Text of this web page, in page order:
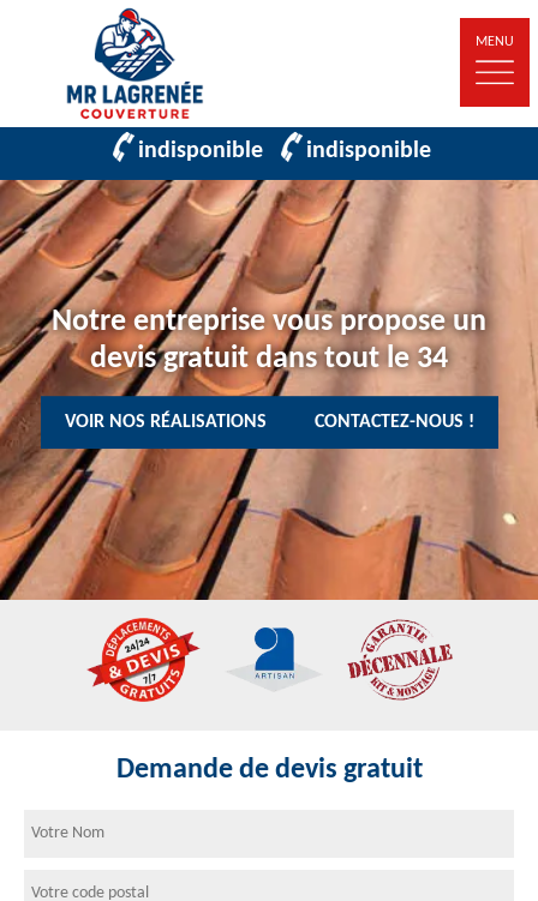
MENU
indisponible indisponible
Notre entreprise vous propose un
devis gratuit dans tout le 34
VOIR NOS RÉALISATIONS CONTACTEZ-NOUS !
Demande de devis gratuit